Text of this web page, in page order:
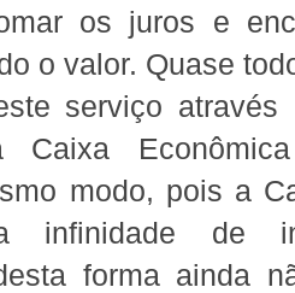
os juros e
o valor. Quase
serviço
modo, pois a
infinidade de
forma ainda